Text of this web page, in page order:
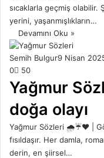
sıcaklarla geçmiş olabilir.
yerini, yaşanmışlıkların…
Devamını Oku »
Semih Bulgur9 Nisan
0
50
Yağmur
doğa olayı
Yağmur Sözleri 🌧️☔❤️ |
fısıldaşır. Her damla,
derin, en şiirsel…